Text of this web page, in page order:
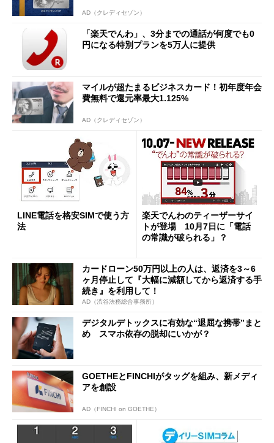
AD（クレディセゾン）
「楽天でんわ」、3分までの通話が何度でも0
円になる特別プランを5万人に提供
マイルが超たまるビジネスカード！初年度年会
費無料で還元率最大1.125%
AD（クレディセゾン）
LINE電話を格安SIMで使う方
法
楽天でんわのティーザーサイ
トが登場 10月7日に「電話
の常識が破られる」？
カードローン50万円以上の人は、返済を3～6
ヶ月停止して『大幅に減額してから返済する手
続き』を利用して！
AD（渋谷法務総合事務所）
デジタルデトックスに有効な“退屈な携帯”まと
め スマホ依存の脱却にいかが？
GOETHEとFINCHIがタッグを組み、新メディ
アを創設
AD（FINCHI on GOETHE）